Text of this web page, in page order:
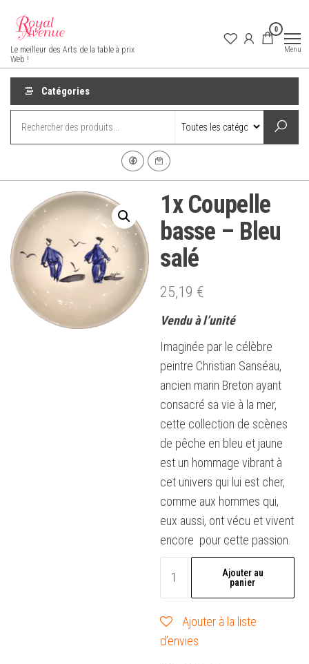
contenu
Royal Avenue
Le meilleur des Arts de la table à prix
Web !
0
Menu
Catégories
1x Coupelle
basse – Bleu
salé
25,19 €
Vendu à l’unité
Imaginée par le célèbre
peintre Christian Sanséau,
ancien marin Breton ayant
consacré sa vie à la mer,
cette collection de scènes
de pêche en bleu et jaune
est un hommage vibrant à
cet univers qui lui est cher,
comme aux hommes qui,
eux aussi, ont vécu et vivent
encore pour cette passion.
Coupelle
basse
Ajouter au
panier
Ajouter à la liste
d’envies